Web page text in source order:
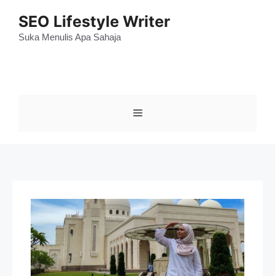
content
SEO Lifestyle Writer
Suka Menulis Apa Sahaja
Menu